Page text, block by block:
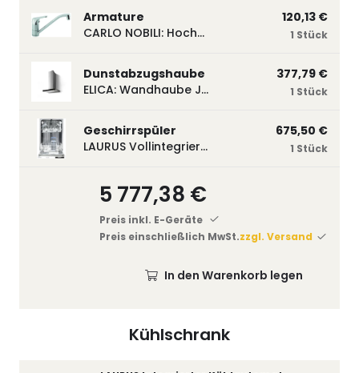
Kühlschrank
Armature
CARLO NOBILI: Hochdruck- Einhebelmischbatterie Blue, Mischbatterie verchromt 17770
120,13 €
1 Stück
Dunstabzugshaube
ELICA: Wandhaube JOYE 60-A,600 mm breit Edelstahl JOYE60A
377,79 €
1 Stück
Geschirrspüler
LAURUS Vollintegrierter Geschirrspüler LSV45-3, 450 mm breit, 3 Programme LSV45-3
675,50 €
1 Stück
5 777,38 €
Preis inkl. E-Geräte
Preis einschließlich MwSt.zzgl. Versand
In den Warenkorb legen